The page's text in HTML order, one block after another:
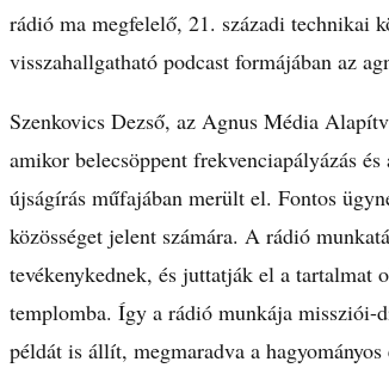
rádió ma megfelelő, 21. századi technikai
visszahallgatható podcast formájában az
Szenkovics Dezső, az Agnus Média
amikor belecsöppent frekvenciapályázás
újságírás műfajában merült el. Fontos
közösséget jelent számára. A rádió
tevékenykednek, és juttatják el a tartalmat
templomba. Így a rádió munkája missziói-
példát is állít, megmaradva a